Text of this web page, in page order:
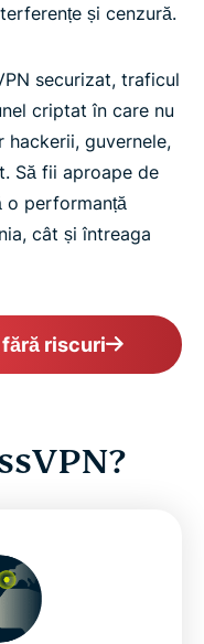
și cenzură.
securizat, traficul
criptat în care nu
guvernele,
Să fii aproape de
o performanță
cât și întreaga
riscuri